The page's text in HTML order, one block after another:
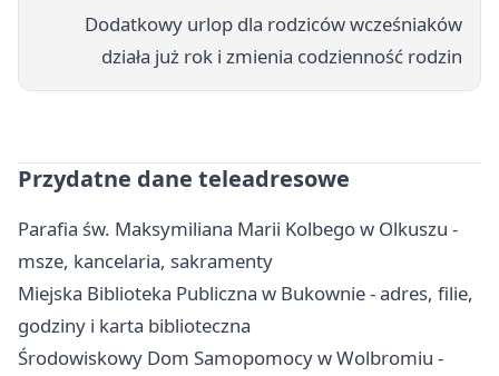
Dodatkowy urlop dla rodziców wcześniaków
działa już rok i zmienia codzienność rodzin
Przydatne dane teleadresowe
Parafia św. Maksymiliana Marii Kolbego w Olkuszu -
msze, kancelaria, sakramenty
Miejska Biblioteka Publiczna w Bukownie - adres, filie,
godziny i karta biblioteczna
Środowiskowy Dom Samopomocy w Wolbromiu -